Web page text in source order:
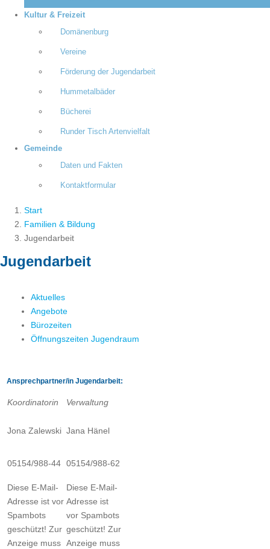
Kultur & Freizeit
Domänenburg
Vereine
Förderung der Jugendarbeit
Hummetalbäder
Bücherei
Runder Tisch Artenvielfalt
Gemeinde
Daten und Fakten
Kontaktformular
Start
Familien & Bildung
Jugendarbeit
Jugendarbeit
Aktuelles
Angebote
Bürozeiten
Öffnungszeiten Jugendraum
Ansprechpartner/in Jugendarbeit:
Koordinatorin Verwaltung
Jona Zalewski Jana Hänel
05154/988-44 05154/988-62
Diese E-Mail-
Adresse ist vor
Spambots
geschützt! Zur
Anzeige muss
Diese E-Mail-
Adresse ist
vor Spambots
geschützt! Zur
Anzeige muss